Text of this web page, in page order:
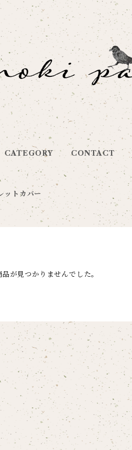
CATEGORY CONTACT
ットカバー
が見つかりませんでした。